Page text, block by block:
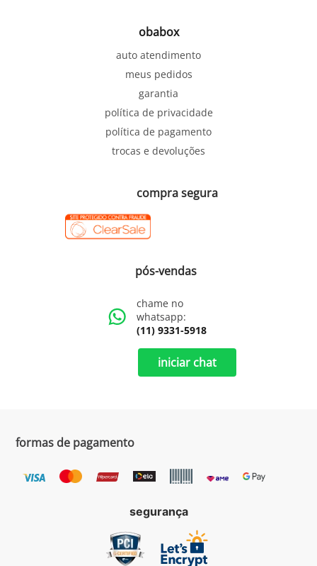
obabox
auto atendimento
meus pedidos
garantia
política de privacidade
política de pagamento
trocas e devoluções
compra segura
pós-vendas
chame no
whatsapp:
(11) 9331-5918
iniciar chat
formas de pagamento
segurança